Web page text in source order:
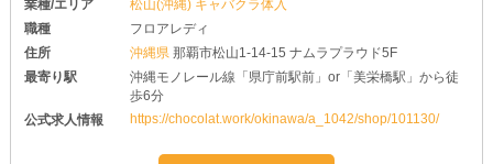
業種/エリア
松山(沖縄) キャバクラ体入
職種
フロアレディ
住所
沖縄県那覇市松山1-14-15 ナムラプラウド5F
最寄り駅
沖縄モノレール線「県庁前駅前」or「美栄橋駅」から徒
歩6分
公式求人情報
https://chocolat.work/okinawa/a_1042/shop/101130/